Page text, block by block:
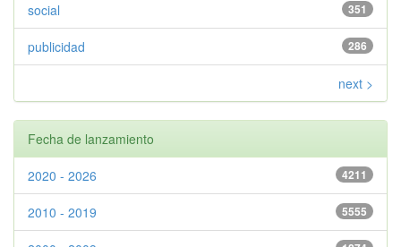
351
social
286
publicidad
next >
Fecha de lanzamiento
4211
2020 - 2026
5555
2010 - 2019